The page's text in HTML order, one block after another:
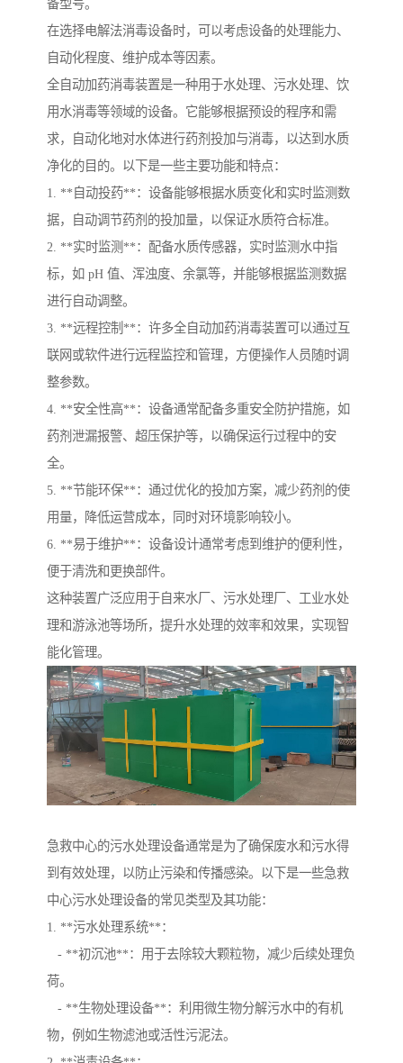
备型号。
在选择电解法消毒设备时，可以考虑设备的处理能力、
自动化程度、维护成本等因素。
全自动加药消毒装置是一种用于水处理、污水处理、饮
用水消毒等领域的设备。它能够根据预设的程序和需
求，自动化地对水体进行药剂投加与消毒，以达到水质
净化的目的。以下是一些主要功能和特点：
1. **自动投药**：设备能够根据水质变化和实时监测数
据，自动调节药剂的投加量，以保证水质符合标准。
2. **实时监测**：配备水质传感器，实时监测水中指
标，如 pH 值、浑浊度、余氯等，并能够根据监测数据
进行自动调整。
3. **远程控制**：许多全自动加药消毒装置可以通过互
联网或软件进行远程监控和管理，方便操作人员随时调
整参数。
4. **安全性高**：设备通常配备多重安全防护措施，如
药剂泄漏报警、超压保护等，以确保运行过程中的安
全。
5. **节能环保**：通过优化的投加方案，减少药剂的使
用量，降低运营成本，同时对环境影响较小。
6. **易于维护**：设备设计通常考虑到维护的便利性，
便于清洗和更换部件。
这种装置广泛应用于自来水厂、污水处理厂、工业水处
理和游泳池等场所，提升水处理的效率和效果，实现智
能化管理。
急救中心的污水处理设备通常是为了确保废水和污水得
到有效处理，以防止污染和传播感染。以下是一些急救
中心污水处理设备的常见类型及其功能：
1. **污水处理系统**：
- **初沉池**：用于去除较大颗粒物，减少后续处理负
荷。
- **生物处理设备**：利用微生物分解污水中的有机
物，例如生物滤池或活性污泥法。